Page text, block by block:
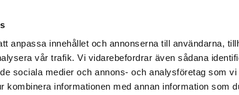
anpassa innehållet och annonserna till användarna,
vår trafik. Vi vidarebefordrar även sådana
sociala medier och annons- och analysföretag som vi
kombinera informationen med annan information som